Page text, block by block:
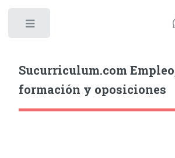
Sucurriculum.com
formación y oposiciones